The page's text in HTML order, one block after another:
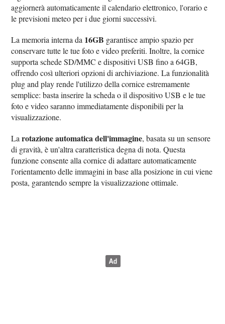
aggiornerà automaticamente il calendario elettronico, l'orario e
le previsioni meteo per i due giorni successivi.
La memoria interna da 16GB garantisce ampio spazio per
conservare tutte le tue foto e video preferiti. Inoltre, la cornice
supporta schede SD/MMC e dispositivi USB fino a 64GB,
offrendo così ulteriori opzioni di archiviazione. La funzionalità
plug and play rende l'utilizzo della cornice estremamente
semplice: basta inserire la scheda o il dispositivo USB e le tue
foto e video saranno immediatamente disponibili per la
visualizzazione.
Larotazione automatica dell'immagine, basata su un sensore
di gravità, è un'altra caratteristica degna di nota. Questa
funzione consente alla cornice di adattare automaticamente
l'orientamento delle immagini in base alla posizione in cui viene
posta, garantendo sempre la visualizzazione ottimale.